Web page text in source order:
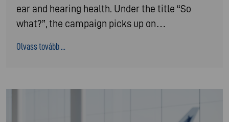
ear and hearing health. Under the title “So
what?”, the campaign picks up on…
Olvass tovább ...